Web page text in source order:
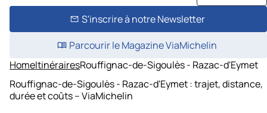
S'inscrire à notre Newsletter
Parcourir le Magazine ViaMichelin
HomeItinérairesRouffignac-de-Sigoulès - Razac-d'Eymet
Rouffignac-de-Sigoulès - Razac-d'Eymet : trajet, distance,
durée et coûts – ViaMichelin